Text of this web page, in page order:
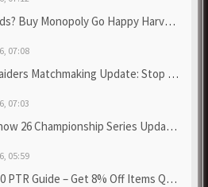
Monopoly Go Happy Harvest with Looney Tun...
07:08
Matchmaking Update: Stop Failed - Grab Bluep...
07:03
Championship Series Update! Get Cheap & ...
05:59
Guide – Get 8% Off Items Quickly to Test ...